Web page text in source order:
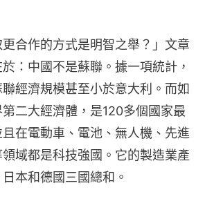
更合作的方式是明智之舉？」文章
：中國不是蘇聯。據一項統計，
經濟規模甚至小於意大利。而如
二大經濟體，是120多個國家最
在電動車、電池、無人機、先進
域都是科技強國。它的製造業產
本和德國三國總和。